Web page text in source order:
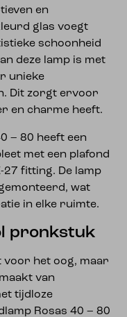
en
glas voegt
schoonheid
deze lamp is met
unieke
Dit zorgt ervoor
en charme heeft.
– 80 heeft een
met een plafond
27 fitting. De lamp
wat
in elke ruimte.
pronkstuk
voor het oog, maar
van
tijdloze
Rosas 40 – 80